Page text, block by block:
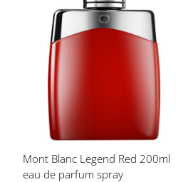
Voeg
toe
aan
verlanglijst
Mont Blanc Legend Red 200ml
eau de parfum spray